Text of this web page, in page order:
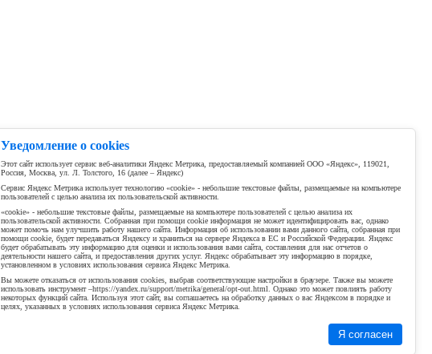
Уведомление о cookies
Этот сайт использует сервис веб-аналитики Яндекс Метрика, предоставляемый компанией ООО «Яндекс», 119021,
Россия, Москва, ул. Л. Толстого, 16 (далее – Яндекс)
Сервис Яндекс Метрика использует технологию «cookie» - небольшие текстовые файлы, размещаемые на компьютере
пользователей с целью анализа их пользовательской активности.
«cookie» - небольшие текстовые файлы, размещаемые на компьютере пользователей с целью анализа их
пользовательской активности. Собранная при помощи cookie информация не может идентифицировать вас, однако
может помочь нам улучшить работу нашего сайта. Информация об использовании вами данного сайта, собранная при
помощи cookie, будет передаваться Яндексу и храниться на сервере Яндекса в ЕС и Российской Федерации. Яндекс
будет обрабатывать эту информацию для оценки и использования вами сайта, составления для нас отчетов о
деятельности нашего сайта, и предоставления других услуг. Яндекс обрабатывает эту информацию в порядке,
установленном в условиях использования сервиса Яндекс Метрика.
Вы можете отказаться от использования cookies, выбрав соответствующие настройки в браузере. Также вы можете
использовать инструмент –https://yandex.ru/support/metrika/general/opt-out.html. Однако это может повлиять работу
некоторых функций сайта. Используя этот сайт, вы соглашаетесь на обработку данных о вас Яндексом в порядке и
целях, указанных в условиях использования сервиса Яндекс Метрика.
Я согласен